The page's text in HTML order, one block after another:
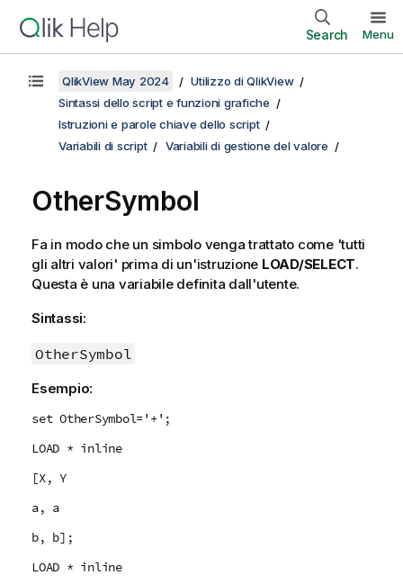
Search Menu
QlikView May 2024
Utilizzo di QlikView
Sintassi dello script e funzioni grafiche
Istruzioni e parole chiave dello script
Variabili di script
Variabili di gestione del valore
OtherSymbol
Fa in modo che un simbolo venga trattato come 'tutti
gli altri valori' prima di un'istruzione LOAD/SELECT.
Questa è una variabile definita dall'utente.
Sintassi:
OtherSymbol
Esempio:
set OtherSymbol='+';
LOAD * inline
[X, Y
a, a
b, b];
LOAD * inline